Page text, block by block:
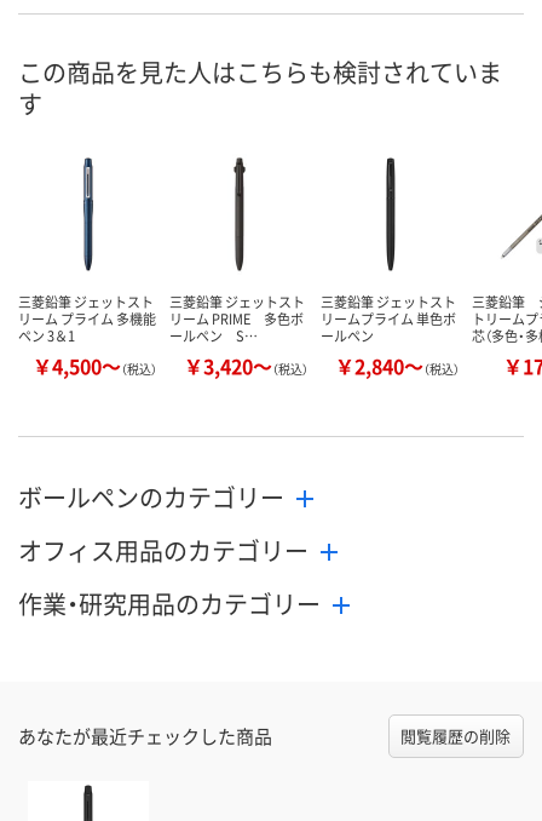
号
カゴへ カ
この商品を見た人はこちらも検討されていま
す
三菱鉛筆 ジェットスト
リーム プライム 多機能
ペン 3＆1
￥4,500～（税込）
三菱鉛筆 ジェットスト
リーム PRIME 多色ボ
ールペン S…
￥3,420～（税込）
三菱鉛筆 ジェットスト
リームプライム 単色ボ
ールペン
￥2,840～（税込）
三菱鉛筆
トリーム
芯（多色・
￥
ボールペンのカテゴリー
オフィス用品のカテゴリー
作業・研究用品のカテゴリー
あなたが最近チェックした商品 閲覧履歴の削除